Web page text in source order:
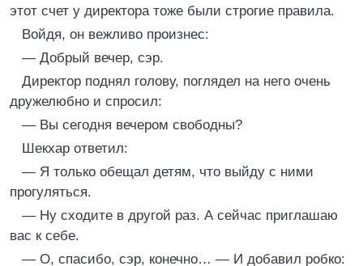
этот счет у директора тоже были строгие правила.
Войдя, он вежливо произнес:
— Добрый вечер, сэр.
Директор поднял голову, поглядел на него очень
дружелюбно и спросил:
— Вы сегодня вечером свободны?
Шекхар ответил:
— Я только обещал детям, что выйду с ними
прогуляться.
— Ну сходите в другой раз. А сейчас приглашаю
вас к себе.
— О, спасибо, сэр, конечно… — И добавил робко: